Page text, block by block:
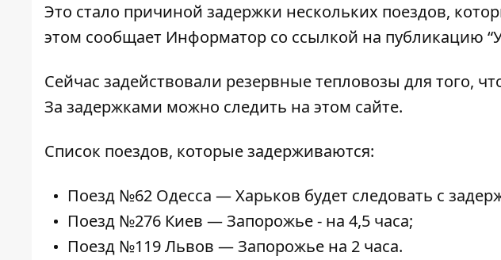
Это стало причиной задержки нескольких поездов,
этом сообщает Информатор со ссылкой на публикацию
Сейчас задействовали резервные тепловозы для того,
За задержками можно следить на этом сайте.
Список поездов, которые задерживаются:
Поезд №62 Одесса — Харьков будет следовать с
Поезд №276 Киев — Запорожье - на 4,5 часа;
Поезд №119 Львов — Запорожье на 2 часа.